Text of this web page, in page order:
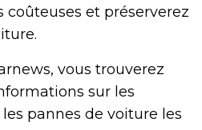
coûteuses et préserverez
vous trouverez
sur les
pannes de voiture les